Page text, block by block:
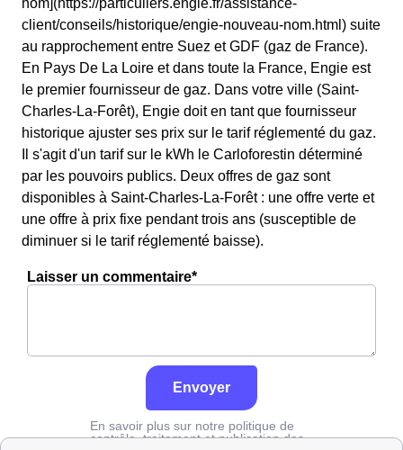
nom](https://particuliers.engie.fr/assistance-
client/conseils/historique/engie-nouveau-nom.html) suite
au rapprochement entre Suez et GDF (gaz de France).
En Pays De La Loire et dans toute la France, Engie est
le premier fournisseur de gaz. Dans votre ville (Saint-
Charles-La-Forêt), Engie doit en tant que fournisseur
historique ajuster ses prix sur le tarif réglementé du gaz.
Il s'agit d'un tarif sur le kWh le Carloforestin déterminé
par les pouvoirs publics. Deux offres de gaz sont
disponibles à Saint-Charles-La-Forêt : une offre verte et
une offre à prix fixe pendant trois ans (susceptible de
diminuer si le tarif réglementé baisse).
Laisser un commentaire*
Envoyer
En savoir plus sur notre politique de
contrôle, traitement et publication des